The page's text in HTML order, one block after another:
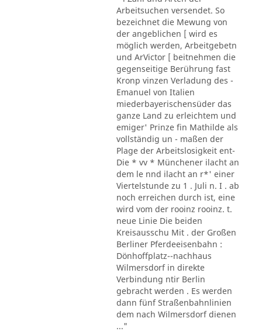
Arbeitsuchen versendet. So
bezeichnet die Mewung von
der angeblichen [ wird es
möglich werden, Arbeitgebetn
und ArVictor [ beitnehmen die
gegenseitige Berührung fast
Kronp vinzen Verladung des -
Emanuel von Italien
miederbayerischensüder das
ganze Land zu erleichtem und
emiger' Prinze fin Mathilde als
vollständig un - maßen der
Plage der Arbeitslosigkeit ent-
Die * vv * Münchener ilacht an
dem le nnd ilacht an r*' einer
Viertelstunde zu 1 . Juli n. I . ab
noch erreichen durch ist, eine
wird vom der rooinz rooinz. t.
neue Linie Die beiden
Kreisausschu Mit . der Großen
Berliner Pferdeeisenbahn :
Dönhoffplatz--nachhaus
Wilmersdorf in direkte
Verbindung ntir Berlin
gebracht werden . Es werden
dann fünf Straßenbahnlinien
dem nach Wilmersdorf dienen
..."